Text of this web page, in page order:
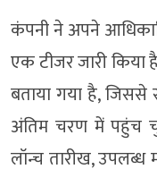
कंपनी ने अपने
एक टीजर जारी किया
बताया गया है, जिससे
अंतिम चरण में पहुंच
लॉन्च तारीख,